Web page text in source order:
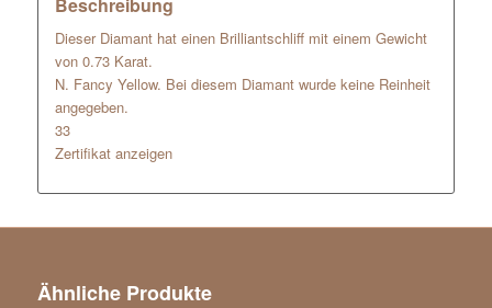
Dieser Diamant hat einen Brilliantschliff mit einem Gewicht
von 0.73 Karat.
N. Fancy Yellow. Bei diesem Diamant wurde keine Reinheit
angegeben.
33
Zertifikat anzeigen
Ähnliche Produkte